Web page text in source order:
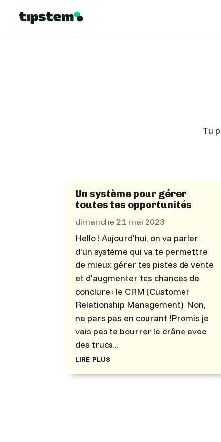
Tu
Un système pour gérer
toutes tes opportunités
dimanche 21 mai 2023
Hello ! Aujourd'hui, on va parler
d'un système qui va te permettre
de mieux gérer tes pistes de vente
et d'augmenter tes chances de
conclure : le CRM (Customer
Relationship Management). Non,
ne pars pas en courant !Promis je
vais pas te bourrer le crâne avec
des trucs...
lire plus